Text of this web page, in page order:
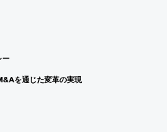
ー
通じた変革の実現